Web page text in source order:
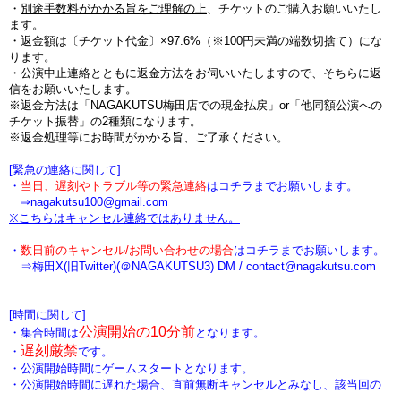
・ 別途手数料がかかる旨をご理解の上、チケットのご購入お願いいたし
ます。
・ 返金額は〔チケット代金〕×97.6%（※100円未満の端数切捨て ）にな
ります。
・公演中止連絡とともに返金方法をお伺いいたしますので、そちらに返
信をお願いいたします。
※返金方法は「NAGAKUTSU梅田店での現金払戻」or「他同額公演への
チケット振替」の2種類になります。
※返金処理等にお時間がかかる旨、ご了承ください。
[緊急の連絡に関して]
・ 当日、遅刻やトラブル等の緊急連絡はコチラまでお願いします。
⇒nagakutsu100@gmail.com
※こちらはキャンセル連絡ではありません。
・ 数日前のキャンセル/お問い合わせの場合は コチラまでお願いします。
⇒梅田X(旧Twitter)(＠NAGAKUTSU3) DM / contact@nagakutsu.com
[時間に関して]
・集合時間は公演開始の10分前となります。
・ 遅刻厳禁です。
・公演開始時間にゲームスタートとなります。
・公演開始時間に遅れた場合、直前無断キャンセルとみなし、該当回の